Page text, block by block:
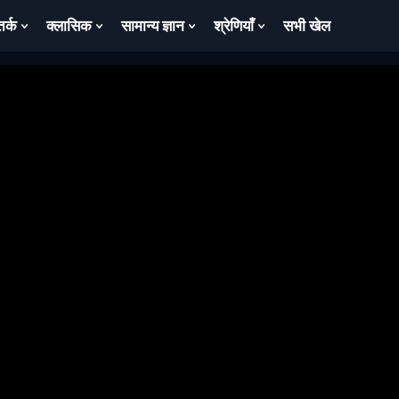
Show
For
क्लासिक
Show
For
सामान्य ज्ञान
Show
For
श्रेणियाँ
Show
For
सभी खेल